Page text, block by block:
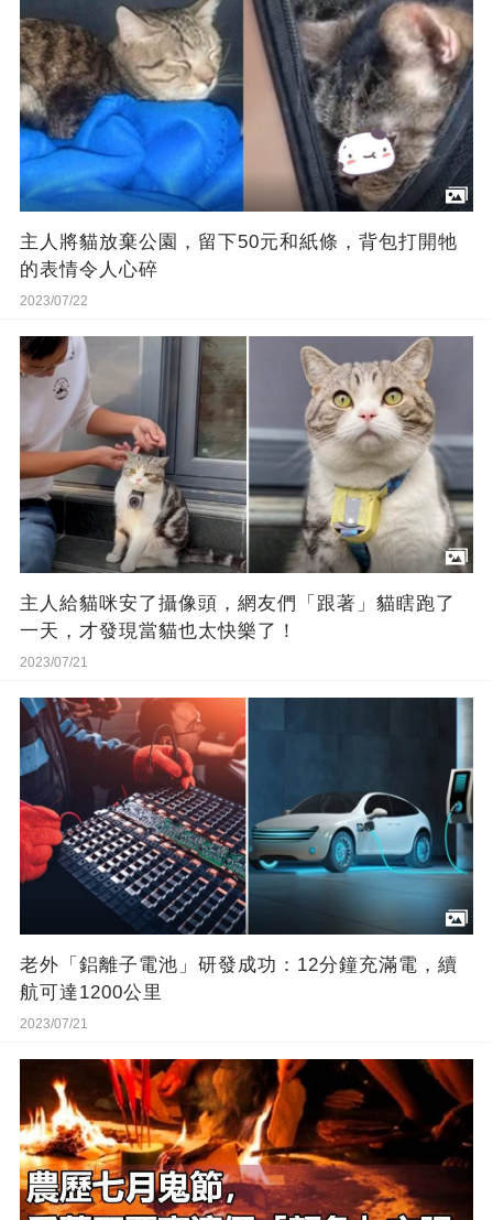
主人將貓放棄公園，留下50元和紙條，背包打開牠
的表情令人心碎
2023/07/22
主人給貓咪安了攝像頭，網友們「跟著」貓瞎跑了
一天，才發現當貓也太快樂了！
2023/07/21
​老外「鋁離子電池」研發成功：12分鐘充滿電，續
航可達1200公里
2023/07/21